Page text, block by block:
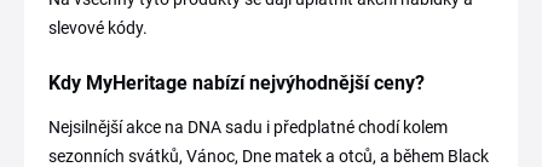
slevové kódy.
Kdy MyHeritage nabízí nejvýhodnější ceny?
Nejsilnější akce na DNA sadu i předplatné chodí kolem
sezonních svátků, Vánoc, Dne matek a otců, a během Black